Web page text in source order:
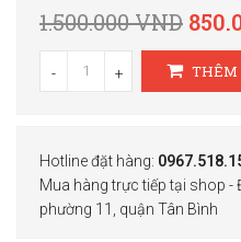
1.500.000 VND
- + THÊM
Hotline đặt hàng:
Mua hàng trực tiếp tại shop -
phường 11, quận Tân Bình